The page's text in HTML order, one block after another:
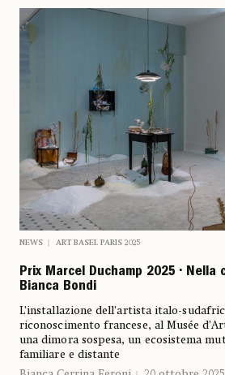
NEWS ART BASEL PARIS 2025
Prix Marcel Duchamp 2025 • Nella
Bianca Bondi
L’installazione dell’artista italo-
riconoscimento francese, al Musée
una dimora sospesa, un ecosistema
familiare e distante